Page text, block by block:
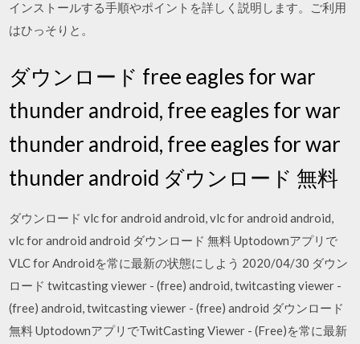
インストールする手順やポイントを詳しく説明します。ご利用
はひっそりと。
ダウンロード free eagles for war
thunder android, free eagles for war
thunder android, free eagles for war
thunder android ダウンロード 無料
ダウンロード vlc for android android, vlc for android android,
vlc for android android ダウンロード 無料 Uptodownアプリで
VLC for Androidを常に最新の状態にしよう 2020/04/30 ダウン
ロード twitcasting viewer - (free) android, twitcasting viewer -
(free) android, twitcasting viewer - (free) android ダウンロード
無料 UptodownアプリでTwitCasting Viewer - (Free)を常に最新